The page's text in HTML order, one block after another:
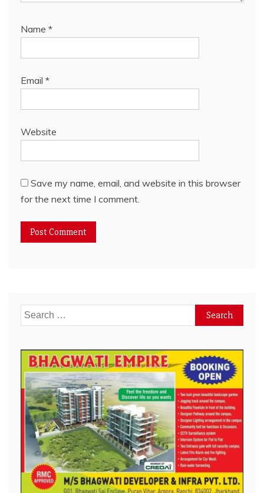
Name *
Email *
Website
Save my name, email, and website in this browser
for the next time I comment.
Search
for: